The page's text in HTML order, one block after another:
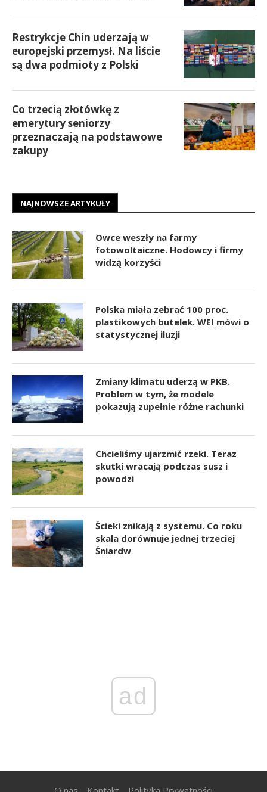
Restrykcje Chin uderzają w
europejski przemysł. Na liście
są dwa podmioty z Polski
Co trzecią złotówkę z
emerytury seniorzy
przeznaczają na podstawowe
zakupy
NAJNOWSZE ARTYKUŁY
Owce weszły na farmy
fotowoltaiczne. Hodowcy i firmy
widzą korzyści
Polska miała zebrać 100 proc.
plastikowych butelek. WEI mówi o
statystycznej iluzji
Zmiany klimatu uderzą w PKB.
Problem w tym, że modele
pokazują zupełnie różne rachunki
Chcieliśmy ujarzmić rzeki. Teraz
skutki wracają podczas susz i
powodzi
Ścieki znikają z systemu. Co roku
skala dorównuje jednej trzeciej
Śniardw
ad